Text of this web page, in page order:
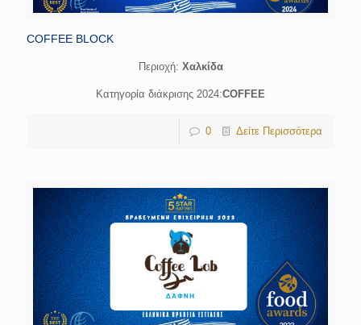
COFFEE BLOCK
Περιοχή: Χαλκίδα
Κατηγορία διάκρισης 2024:COFFEE
0 Δείτε Περισσότερα